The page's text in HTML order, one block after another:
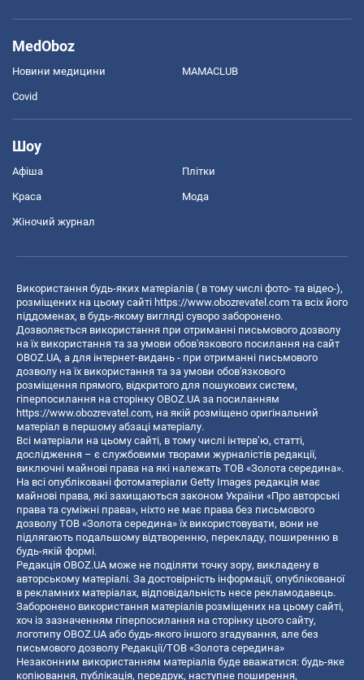
MedOboz
Новини медицини MAMACLUB
Covid
Шоу
Афіша Плітки
Краса Мода
Жіночий журнал
Використання будь-яких матеріалів ( в тому числі фото- та відео-),
розміщених на цьому сайті https://www.obozrevatel.com та всіх його
піддоменах, в будь-якому вигляді суворо заборонено.
Дозволяється використання при отриманні письмового дозволу
на їх використання та за умови обов'язкового посилання на сайт
OBOZ.UA, а для інтернет-видань - при отриманні письмового
дозволу на їх використання та за умови обов'язкового
розміщення прямого, відкритого для пошукових систем,
гіперпосилання на сторінку OBOZ.UA за посиланням
https://www.obozrevatel.com, на якій розміщено оригінальний
матеріал в першому абзаці матеріалу.
Всі матеріали на цьому сайті, в тому числі інтерв’ю, статті,
дослідження – є службовими творами журналістів редакції,
виключні майнові права на які належать ТОВ «Золота середина».
На всі опубліковані фотоматеріали Getty Images редакція має
майнові права, які захищаються законом України «Про авторські
права та суміжні права», ніхто не має права без письмового
дозволу ТОВ «Золота середина» їх використовувати, вони не
підлягають подальшому відтворенню, перекладу, поширенню в
будь-якій формі.
Редакція OBOZ.UA може не поділяти точку зору, викладену в
авторському матеріалі. За достовірність інформації, опублікованої
в рекламних матеріалах, відповідальність несе рекламодавець.
Заборонено використання матеріалів розміщених на цьому сайті,
хоч із зазначенням гіперпосилання на сторінку цього сайту,
логотипу OBOZ.UA або будь-якого іншого згадування, але без
письмового дозволу Редакції/ТОВ «Золота середина»
Незаконним використанням матеріалів буде вважатися: будь-яке
копiювання, публiкацiя, передрук, наступне поширення,